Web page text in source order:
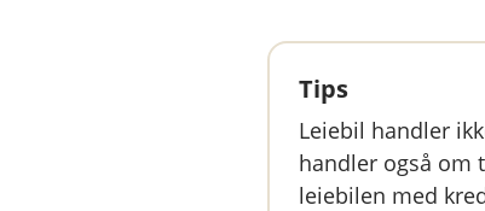
Tips
Leiebil handler
handler også om
leiebilen med